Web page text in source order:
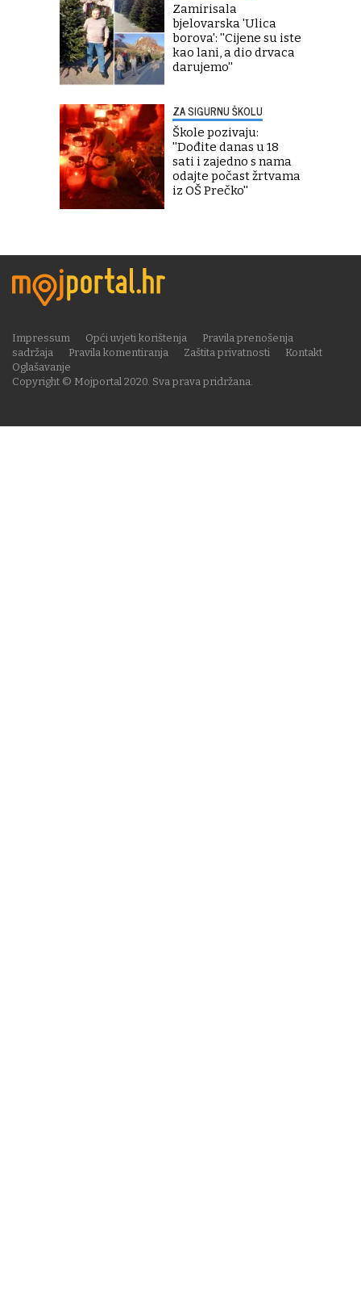
Zamirisala
bjelovarska 'Ulica
borova': ''Cijene su iste
kao lani, a dio drvaca
darujemo''
ZA SIGURNU ŠKOLU
Škole pozivaju:
''Dođite danas u 18
sati i zajedno s nama
odajte počast žrtvama
iz OŠ Prečko''
Copyright © Mojportal 2020. Sva prava pridržana.
Impressum Opći uvjeti korištenja
Pravila prenošenja
sadržaja
Pravila komentiranja Zaštita privatnosti
Kontakt
Oglašavanje